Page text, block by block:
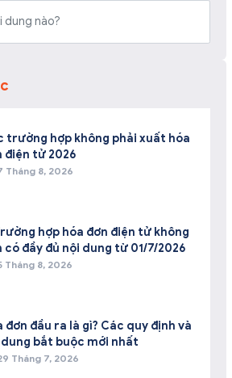
trường hợp không phải xuất hóa
điện tử 2026
Tháng 8, 2026
hợp hóa đơn điện tử không
có đầy đủ nội dung từ 01/7/2026
Tháng 8, 2026
đơn đầu ra là gì? Các quy định và
bắt buộc mới nhất
Tháng 7, 2026